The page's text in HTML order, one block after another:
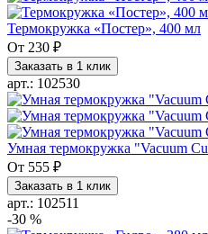
Термокружка «Постер», 400 мл
От 230 ₽
Заказать в 1 клик
арт.: 102530
Умная термокружка "Vacuum
От 555 ₽
Заказать в 1 клик
арт.: 102511
-30 %